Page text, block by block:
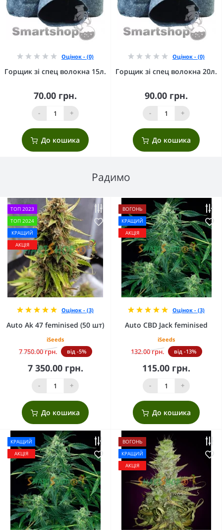
Оцінок - (0)
Горщик зі спец волокна 15л.
70.00 грн.
- +
До кошика
Оцінок - (0)
Горщик зі спец волокна 20л.
90.00 грн.
- +
До кошика
Радимо
ТОП 2023
ТОП 2024
КРАЩИЙ
АКЦІЯ
Оцінок - (3)
Auto Ak 47 feminised (50 шт)
iSeeds
7 750.00 грн. від -5%
7 350.00 грн.
- +
До кошика
ВОГОНЬ
КРАЩИЙ
АКЦІЯ
Оцінок - (3)
Auto CBD Jack feminised
iSeeds
132.00 грн. від -13%
115.00 грн.
- +
До кошика
КРАЩИЙ
АКЦІЯ
ВОГОНЬ
КРАЩИЙ
АКЦІЯ